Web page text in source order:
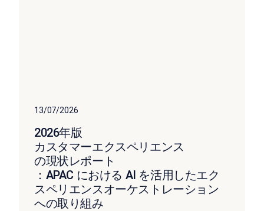
の現状レポート
ケストレーションへの取り組み">
13/07/2026
2026年版
カスタマーエクスペリエンス
の現状レポート
：APAC における AI を活用したエク
スペリエンスオーケストレーション
への取り組み